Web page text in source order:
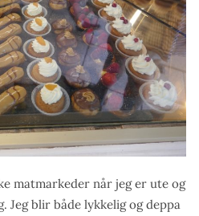
matmarkeder når jeg er ute og
Jeg blir både lykkelig og deppa